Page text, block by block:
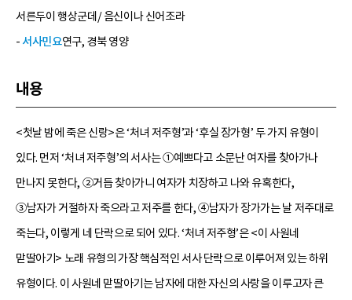
서른두이 행상군데/ 음신이나 신어조라
- 서사민요연구, 경북 영양
내용
<첫날 밤에 죽은 신랑>은 ‘처녀 저주형’과 ‘후실 장가형’ 두 가지 유형이
있다. 먼저 ‘처녀 저주형’의 서사는 ①예쁘다고 소문난 여자를 찾아가나
만나지 못한다, ②거듭 찾아가니 여자가 치장하고 나와 유혹한다,
③남자가 거절하자 죽으라고 저주를 한다, ④남자가 장가가는 날 저주대로
죽는다, 이렇게 네 단락으로 되어 있다. ‘처녀 저주형’은 <이 사원네
맏딸아기> 노래 유형의 가장 핵심적인 서사 단락으로 이루어져 있는 하위
유형이다. 이 사원네 맏딸아기는 남자에 대한 자신의 사랑을 이루고자 큰